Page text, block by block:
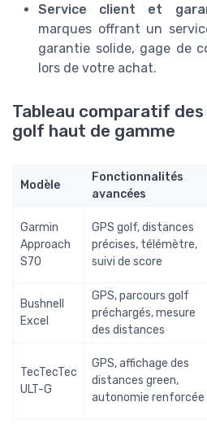
Service client et
marques offrant un
garantie solide, gage de
lors de votre achat.
Tableau comparatif des
golf haut de gamme
Modèle
Fonctionnalités
avancées
Garmin
Approach
S70
GPS golf, distances
précises, télémètre,
suivi de score
Bushnell
Excel
GPS, parcours golf
préchargés, mesure
des distances
TecTecTec
ULT-G
GPS, affichage des
distances green,
autonomie renforcée